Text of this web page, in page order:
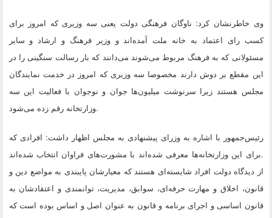
وی خاطرنشان کرد: ناوگان فرهنگی دولت یعنی سه وزیری که امروز برای
کسب رای اعتماد به خانه ملت آمده‌اند و وزیر فرهنگ و ارشاد و سایر
مسئولانی که به فرهنگ مربوط می‌شوند‌ می‌دانند که بار رسالت سنگینی را در
این مقطع بر دوش دارند مخصوصا سه وزیری که امروز در خدمت نمایندگان
مجلس هستند زیرا سرنوشت میلیون‌ها جوان و نوجوان با فعالیت این سه
وزارتخانه رقم زده می‌شود.
رئیس‌جمهور با اشاره به وزرای پیشنهادی به مجلس اظهار داشت: افرادی که
برای این وزارتخانه‌ها معرفی شده‌اند با مشورت‌های فراوان انتخاب شده‌اند.
از دیدگاه دولت افراد شایسته‌ای هستند که معیارشان پایبندی به مواضع دین و
قانون،‌ اخلاق و مهارت حرفه‌ای، سوابق، مدیریت، توانمندی و اعتقادشان به
قانون اساسی و اجرای برنامه و قانون به عنوان اصل و اساس بوده است که